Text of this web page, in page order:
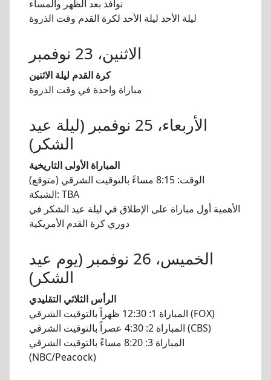
نوافذ بعد الظهر والمساء
ليلة الأحد ليلة الأحد لكرة القدم وقت الذروة
الاثنين، 23 نوفمبر
كرة القدم ليلة الاثنين
مباراة واحدة في وقت الذروة
الأربعاء، 25 نوفمبر (ليلة عيد
الشكر)
المباراة الأولى التاريخية
الوقت: 8:15 مساءً بالتوقيت الشرقي (متوقع)
الشبكة: TBA
الأهمية أول مباراة على الإطلاق في ليلة عيد الشكر في
دوري كرة القدم الأمريكية
الخميس، 26 نوفمبر (يوم عيد
الشكر)
الرأس الثلاثي التقليدي
المباراة 1: 12:30 ظهراً بالتوقيت الشرقي (FOX)
المباراة 2: 4:30 عصراً بالتوقيت الشرقي (CBS)
المباراة 3: 8:20 مساءً بالتوقيت الشرقي
(NBC/Peacock)